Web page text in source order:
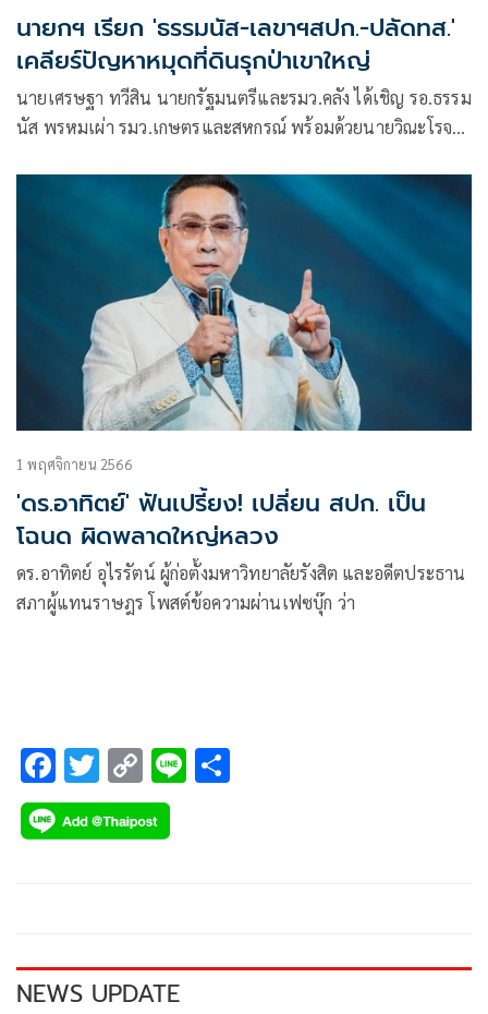
นายกฯ เรียก 'ธรรมนัส-เลขาฯสปก.-ปลัดทส.'
เคลียร์ปัญหาหมุดที่ดินรุกป่าเขาใหญ่
นายเศรษฐา ทวีสิน นายกรัฐมนตรีและรมว.คลัง ได้เชิญ รอ.ธรรม
นัส พรหมเผ่า รมว.เกษตรและสหกรณ์ พร้อมด้วยนายวิณะโรจน์
(ส.ป.ก.) นายจตุพร บุรุษพัฒน์ ปลัดกระทรวงทรัพยากรธรรมชาติ
1 พฤศจิกายน 2566
'ดร.อาทิตย์' ฟันเปรี้ยง! เปลี่ยน สปก. เป็น
โฉนด ผิดพลาดใหญ่หลวง
ดร.อาทิตย์ อุไรรัตน์ ผู้ก่อตั้งมหาวิทยาลัยรังสิต และอดีตประธาน
สภาผู้แทนราษฎร โพสต์ข้อความผ่านเฟซบุ๊ก ว่า
F
ac
e
k
T
wi
tt
C
o
p
k
Li
NEWS UPDATE